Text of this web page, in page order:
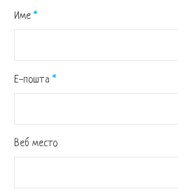
Име *
Е-пошта *
Веб место